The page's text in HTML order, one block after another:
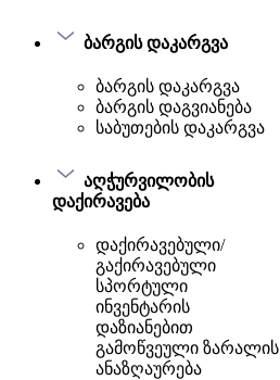
ბარგის დაკარგვა
ბარგის დაკარგვა
ბარგის დაგვიანება
საბუთების დაკარგვა
აღჭურვილობის
დაქირავება
დაქირავებული/
გაქირავებული
სპორტული
ინვენტარის
დაზიანებით
გამოწვეული ზარალის
ანაზღაურება